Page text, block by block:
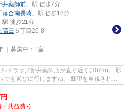
井薬師前 」駅 徒歩7分
「 落合南長崎 」駅 徒歩18分
駅 徒歩21分
高田 ５丁目26-8
｜募集中： 1室
ドラッグ新井薬師店が直ぐ近く(307m)。 駅
でも遊びに行けますね。 眺望を重視される
円
・共益費 -)